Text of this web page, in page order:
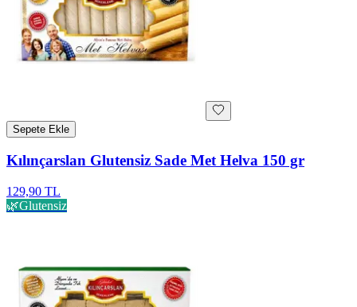
Sepete Ekle
Kılınçarslan Glutensiz Sade Met Helva 150 gr
129,90 TL
🌿Glutensiz